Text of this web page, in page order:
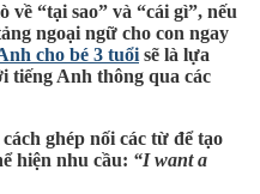
“tại sao” và “cái gì”, nếu
ngoại ngữ cho con ngay
cho bé 3 tuổi sẽ là lựa
tiếng Anh thông qua các
ghép nối các từ để tạo
hiện nhu cầu: “I want a